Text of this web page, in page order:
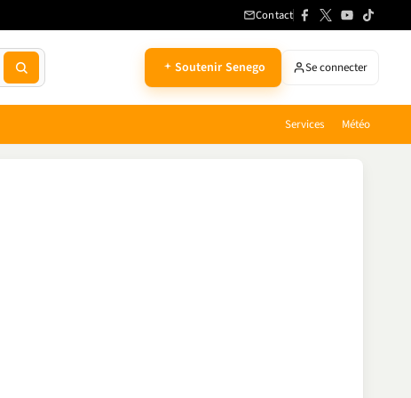
Contact
Soutenir Senego Se connecter
Services Météo